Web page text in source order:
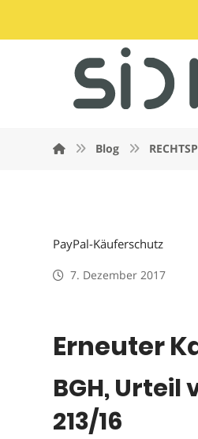
Blog
PayPal-Käuferschutz
7. Dezember 2017
Erneuter
BGH, Urteil
213/16